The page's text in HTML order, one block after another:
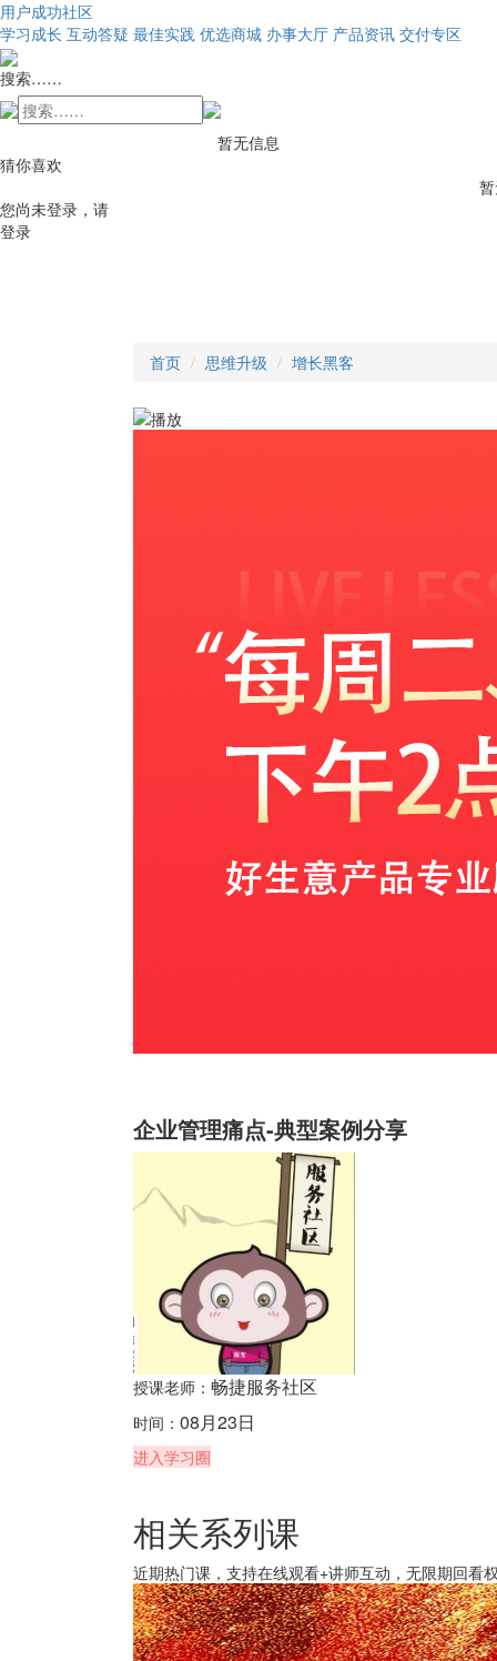
用户成功社区
学习成长 互动答疑 最佳实践 优选商城 办事大厅 产品资讯 交付专区
搜索……
暂无信息
猜你喜欢
您尚未登录，请
登录
首页 思维升级 增长黑客
企业管理痛点-典型案例分享
授课老师： 畅捷服务社区
时间： 08月23日
进入学习圈
相关系列课
近期热门课，支持在线观看+讲师互动，无限期回看